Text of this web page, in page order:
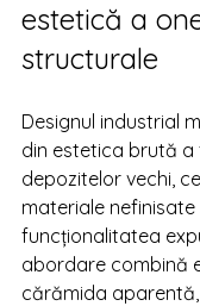
estetică a
structurale
Designul industrial
din estetica brută a
depozitelor vechi,
materiale nefinisate
funcționalitatea
abordare combină
cărămida